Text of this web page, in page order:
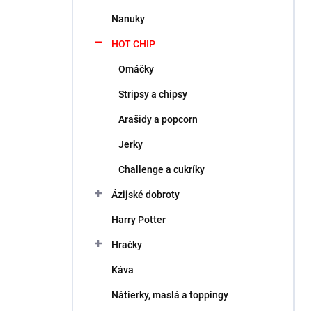
Nanuky
HOT CHIP
Omáčky
Stripsy a chipsy
Arašidy a popcorn
Jerky
Challenge a cukríky
Ázijské dobroty
Harry Potter
Hračky
Káva
Nátierky, maslá a toppingy